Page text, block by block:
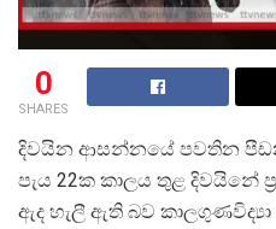
0
SHARES
දිවයින ආසන්නයේ පවතින
පැය 22ක කාලය තුළ දිවයිනේ ප්
ඇද හැලී ඇති බව කාලගුණවිද්